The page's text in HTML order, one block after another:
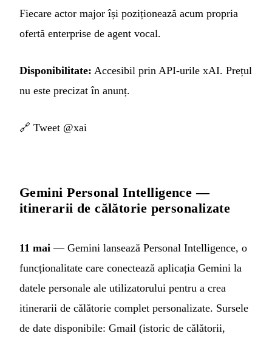
Fiecare actor major își poziționează acum propria
ofertă enterprise de agent vocal.
Disponibilitate: Accesibil prin API-urile xAI. Prețul
nu este precizat în anunț.
🔗 Tweet @xai
Gemini Personal Intelligence —
itinerarii de călătorie personalizate
11 mai — Gemini lansează Personal Intelligence, o
funcționalitate care conectează aplicația Gemini la
datele personale ale utilizatorului pentru a crea
itinerarii de călătorie complet personalizate. Sursele
de date disponibile: Gmail (istoric de călătorii,